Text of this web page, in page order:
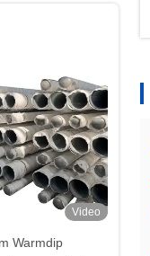
Video
Warmdip